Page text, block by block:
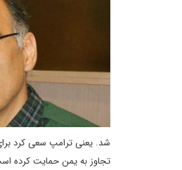
شد. یعنی ترامپ سعی کرد
تجاوز به یمن حمایت کرده